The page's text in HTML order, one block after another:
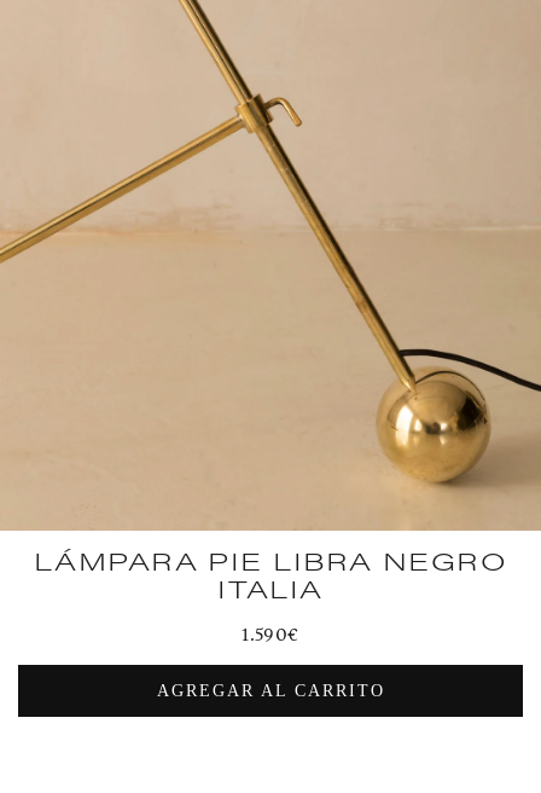
LÁMPARA PIE LIBRA NEGRO
ITALIA
Precio
1.590€
AGREGAR AL CARRITO